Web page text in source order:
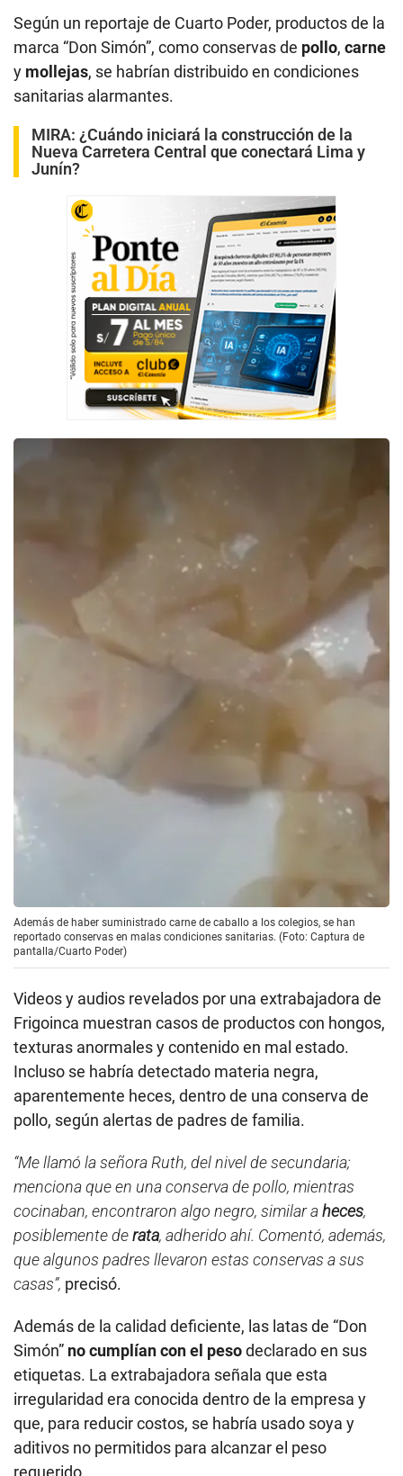
Según un reportaje de Cuarto Poder, productos de la
marca “Don Simón”, como conservas de pollo, carne
y mollejas, se habrían distribuido en condiciones
sanitarias alarmantes.
MIRA: ¿Cuándo iniciará la construcción de la
Nueva Carretera Central que conectará Lima y
Junín?
Además de haber suministrado carne de caballo a los colegios, se han
reportado conservas en malas condiciones sanitarias. (Foto: Captura de
pantalla/Cuarto Poder)
Videos y audios revelados por una extrabajadora de
Frigoinca muestran casos de productos con hongos,
texturas anormales y contenido en mal estado.
Incluso se habría detectado materia negra,
aparentemente heces, dentro de una conserva de
pollo, según alertas de padres de familia.
“Me llamó la señora Ruth, del nivel de secundaria;
menciona que en una conserva de pollo, mientras
cocinaban, encontraron algo negro, similar aheces,
posiblemente derata, adherido ahí. Comentó, además,
que algunos padres llevaron estas conservas a sus
casas”, precisó.
Además de la calidad deficiente, las latas de “Don
Simón” no cumplían con el pesodeclarado en sus
etiquetas. La extrabajadora señala que esta
irregularidad era conocida dentro de la empresa y
que, para reducir costos, se habría usado soya y
aditivos no permitidos para alcanzar el peso
requerido.